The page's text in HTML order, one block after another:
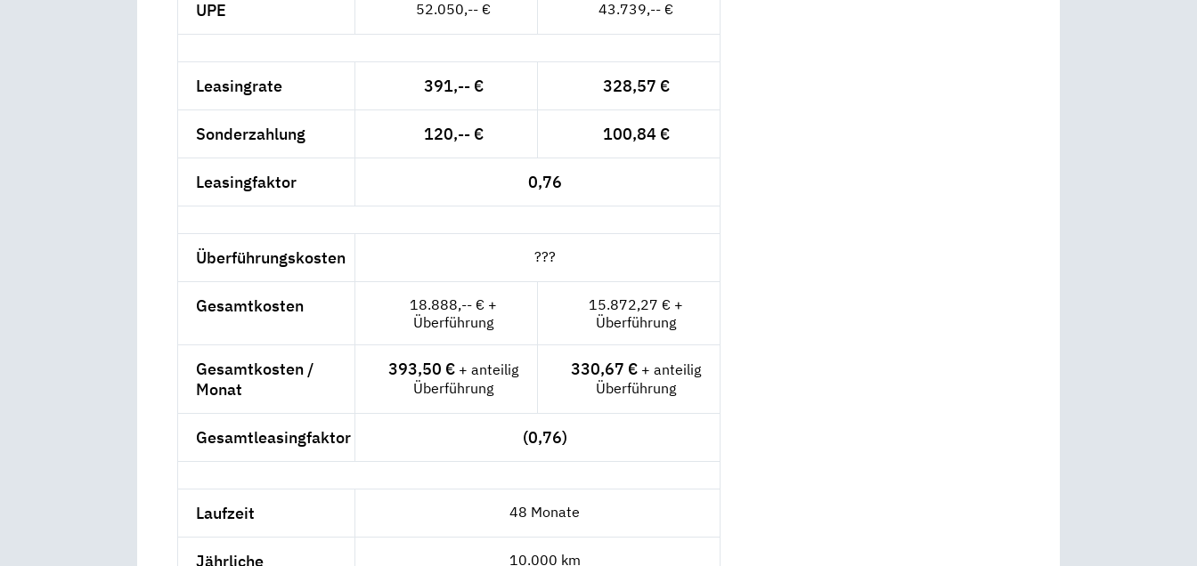
UPE 52.050,-- € 43.739,-- €
Leasingrate 391,-- € 328,57 €
Sonderzahlung 120,-- € 100,84 €
Leasingfaktor 0,76
Überführungskosten ???
Gesamtkosten
18.888,-- € +
Überführung
15.872,27 € +
Überführung
Gesamtkosten /
Monat
393,50 € + anteilig
Überführung
330,67 € + anteilig
Überführung
Gesamtleasingfaktor (0,76)
Laufzeit 48 Monate
Jährliche
10.000 km